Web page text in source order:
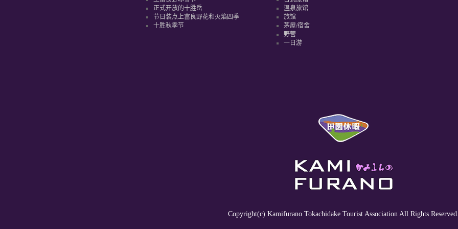
正式开放的十胜岳
节日装点上富良野花和火焰四季
十胜秋季节
温泉旅馆
旅馆
茅屋/宿舍
野营
一日游
Copyright(c) Kamifurano Tokachidake Tourist Association All Rights